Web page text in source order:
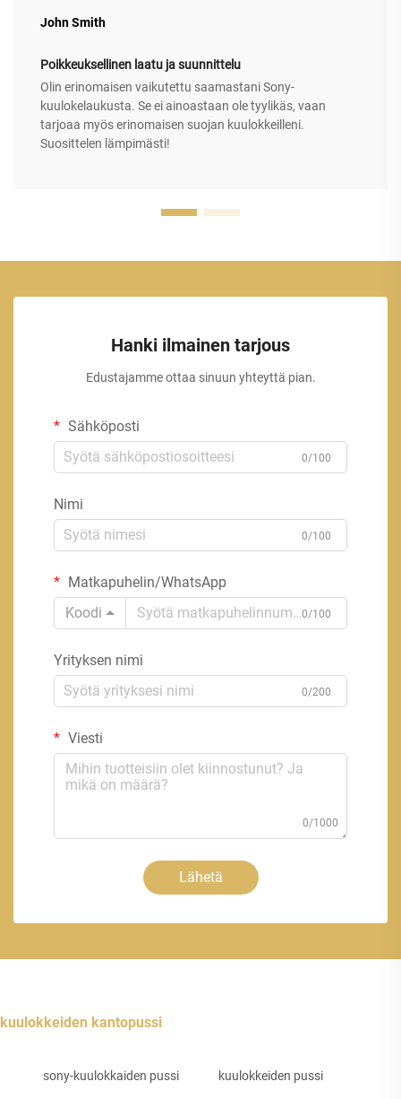
John Smith
Poikkeuksellinen laatu ja suunnittelu
Olin erinomaisen vaikutettu saamastani Sony-
kuulokelaukusta. Se ei ainoastaan ole tyylikäs, vaan
tarjoaa myös erinomaisen suojan kuulokkeilleni.
Suosittelen lämpimästi!
Hanki ilmainen tarjous
Edustajamme ottaa sinuun yhteyttä pian.
Sähköposti
0/100
Nimi
0/100
Matkapuhelin/WhatsApp
Koodi
0/100
Yrityksen nimi
0/200
Viesti
0/1000
Lähetä
kuulokkeiden kantopussi
sony-kuulokkaiden pussi kuulokkeiden pussi